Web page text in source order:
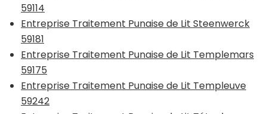
59114
Entreprise Traitement Punaise de Lit Steenwerck
59181
Entreprise Traitement Punaise de Lit Templemars
59175
Entreprise Traitement Punaise de Lit Templeuve
59242